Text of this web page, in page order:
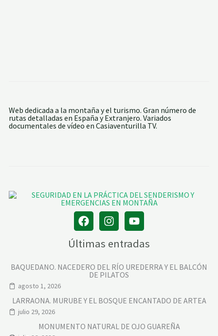
Web dedicada a la montaña y el turismo. Gran número de
rutas detalladas en España y Extranjero. Variados
documentales de vídeo en Casiaventurilla TV.
Últimas entradas
BAQUEDANO. NACEDERO DEL RÍO UREDERRA Y EL BALCÓN
DE PILATOS
agosto 1, 2026
LARRAONA. MURUBE Y EL BOSQUE ENCANTADO DE ARTEA
julio 29, 2026
MONUMENTO NATURAL DE OJO GUAREÑA